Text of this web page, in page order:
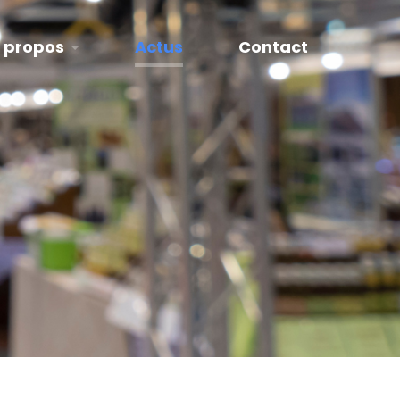
propos Actus Contact